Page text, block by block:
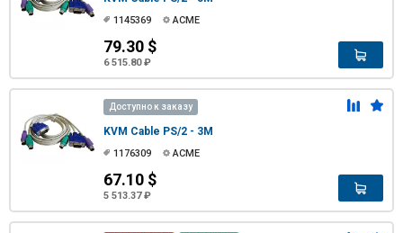
1145369 ACME
79.30 $
6 515.80 ₽
Доступно к заказу
KVM Cable PS/2 - 3M
1176309 ACME
67.10 $
5 513.37 ₽